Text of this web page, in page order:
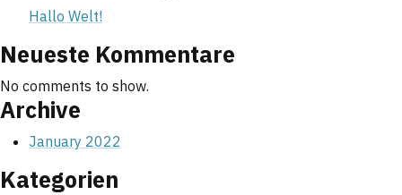
Hallo Welt!
Neueste Kommentare
No comments to show.
Archive
January 2022
Kategorien